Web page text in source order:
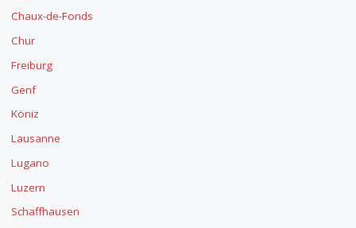
Chaux-de-Fonds
Chur
Freiburg
Genf
Köniz
Lausanne
Lugano
Luzern
Schaffhausen